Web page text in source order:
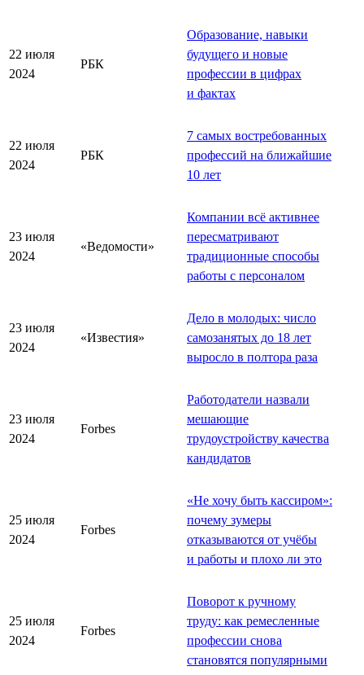
22 июля
2024
РБК
Образование, навыки
будущего и новые
профессии в цифрах
и фактах
22 июля
2024
РБК
7 самых востребованных
профессий на ближайшие
10 лет
23 июля
2024
«Ведомости»
Компании всё активнее
пересматривают
традиционные способы
работы с персоналом
23 июля
2024
«Известия»
Дело в молодых: число
самозанятых до 18 лет
выросло в полтора раза
23 июля
2024
Forbes
Работодатели назвали
мешающие
трудоустройству качества
кандидатов
25 июля
2024
Forbes
«Не хочу быть кассиром»:
почему зумеры
отказываются от учёбы
и работы и плохо ли это
25 июля
2024
Forbes
Поворот к ручному
труду: как ремесленные
профессии снова
становятся популярными